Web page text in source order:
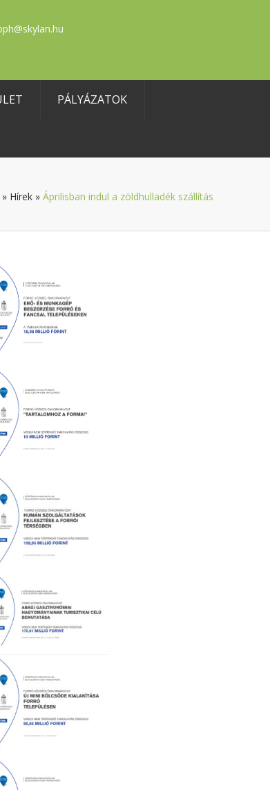
PÁLYÁZATOK
» Hírek » Áprilisban indul a zöldhulladék szállítás